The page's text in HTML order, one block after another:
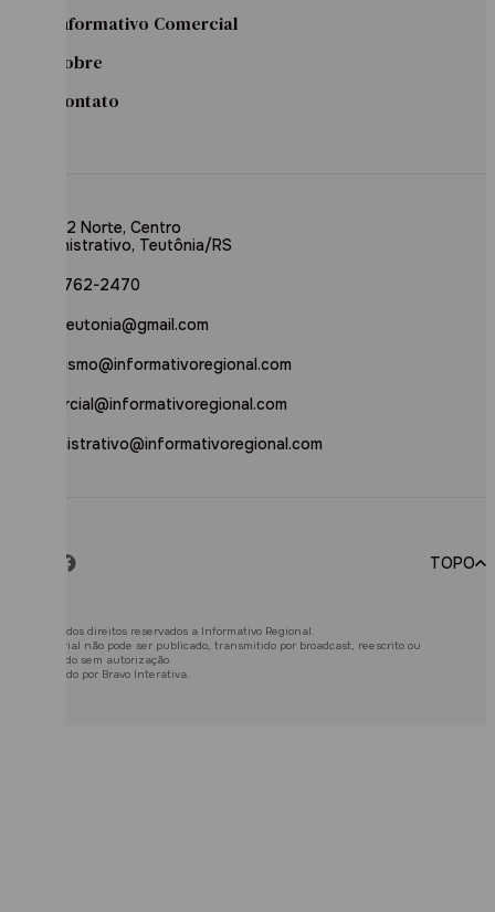
Informativo Comercial
Sobre
Contato
Rua 02 Norte, Centro
Administrativo, Teutônia/RS
(51) 3762-2470
inforteutonia@gmail.com
jornalismo@informativoregional.com
comercial@informativoregional.com
administrativo@informativoregional.com
TOPO
© 2026. Todos direitos reservados a Informativo Regional.
Este material não pode ser publicado, transmitido por broadcast, reescrito ou
redistribuído sem autorização.
Desenvolvido por Bravo Interativa.